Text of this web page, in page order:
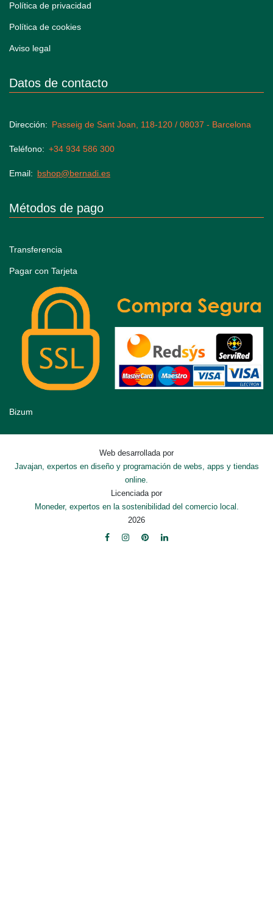
Política de privacidad
Política de cookies
Aviso legal
Datos de contacto
Dirección Passeig de Sant Joan, 118-120 / 08037 - Barcelona
Teléfono +34 934 586 300
Email bshop@bernadi.es
Métodos de pago
Transferencia
Pagar con Tarjeta
Bizum
Web desarrollada por
Javajan, expertos en diseño y programación de webs, apps y tiendas
online.
Licenciada por
Moneder, expertos en la sostenibilidad del comercio local.
2026